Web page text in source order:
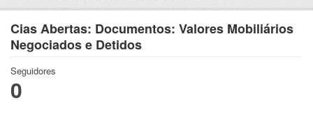
Cias Abertas: Documentos: Valores Mobiliários
Negociados e Detidos
Seguidores
0